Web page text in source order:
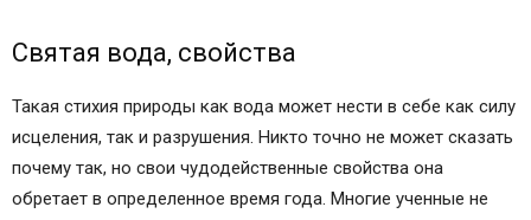
Святая вода, свойства
Такая стихия природы как вода может нести в себе как силу
исцеления, так и разрушения. Никто точно не может сказать
почему так, но свои чудодейственные свойства она
обретает в определенное время года. Многие ученные не